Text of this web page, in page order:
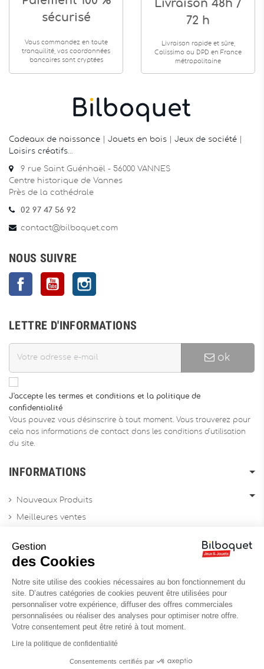
sécurisé
Vous commandez en toute
tranquilité, vos coordonnées
bancaires sont cryptées
Livraison 48h /
72 h
Livraison rapide et sûre,
Colissimo ou DPD en France
métropolitaine
Cadeaux de naissance Jouets en bois Jeux de société
Loisirs créatifs
9 rue Saint Guénhaël - 56000 VANNES
Centre historique de Vannes
Près de la cathédrale
02 97 47 56 92
contact@bilboquet.com
NOUS SUIVRE
FacebookYouTube
LETTRE D'INFORMATIONS
ok
J'accepte les termes et conditions et la politique de
confidentialité
Vous pouvez vous désinscrire à tout moment. Vous trouverez pour
cela nos informations de contact dans les conditions d'utilisation
du site.
INFORMATIONS
Nouveaux Produits
Meilleures ventes
Archives produits
Contactez-nous
Gestion
des Cookies
Notre site utilise des cookies nécessaires au bon fonctionnement du
site. D’autres catégories de cookies peuvent être utilisées pour
personnaliser votre expérience, diffuser des offres commerciales
personnalisées ou réaliser des analyses pour optimiser notre offre.
Votre consentement peut être retiré à tout moment.
Lire la politique de confidentialité
Consentements certifiés par